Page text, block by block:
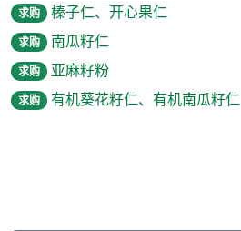
求购 榛子仁、开心果仁
求购 南瓜籽仁
求购 亚麻籽粉
求购 有机葵花籽仁、有机南瓜籽仁